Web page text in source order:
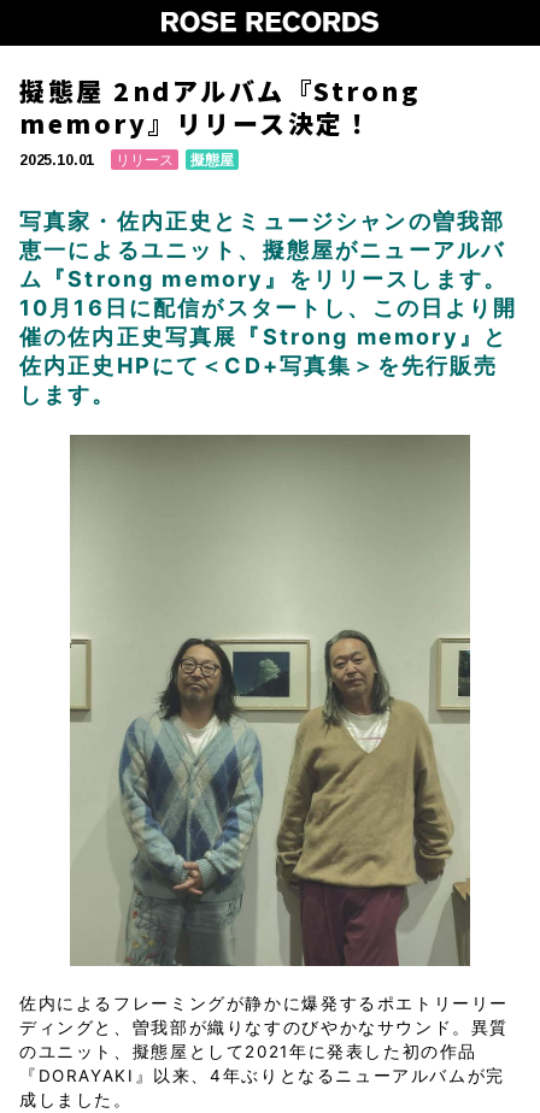
擬態屋 2ndアルバム『Strong
memory』リリース決定！
2025.10.01 リリース 擬態屋
写真家・佐内正史とミュージシャンの曽我部
恵一によるユニット、擬態屋がニューアルバ
ム『Strong memory』をリリースします。
10月16日に配信がスタートし、この日より開
催の佐内正史写真展『Strong memory』と
佐内正史HPにて＜CD+写真集＞を先行販売
します。
佐内によるフレーミングが静かに爆発するポエトリーリー
ディングと、曽我部が織りなすのびやかなサウンド。異質
のユニット、擬態屋として2021年に発表した初の作品
『DORAYAKI』以来、4年ぶりとなるニューアルバムが完
成しました。